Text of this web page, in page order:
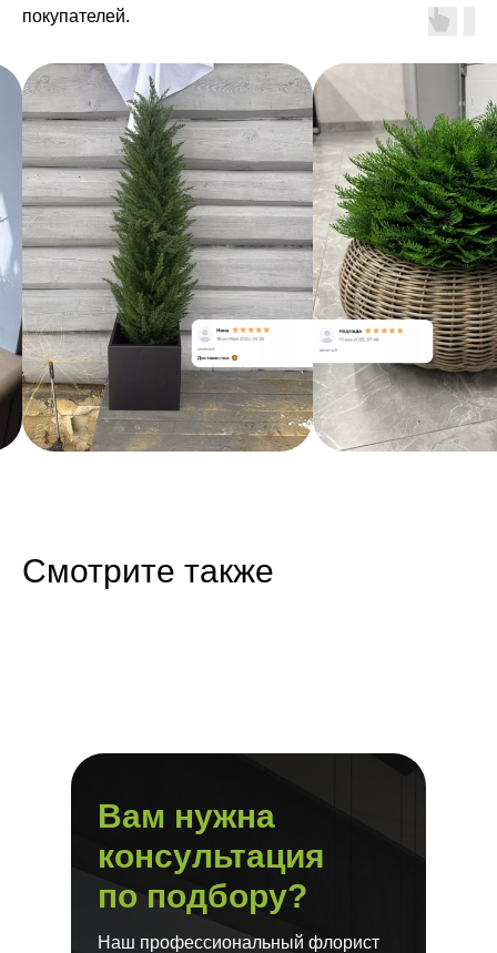
покупателей.
Смотрите также
Вам нужна
консультация
по подбору?
Наш профессиональный флорист